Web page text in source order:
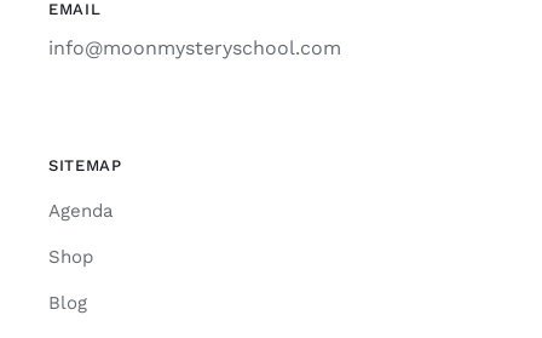
EMAIL
info@moonmysteryschool.com
SITEMAP
Agenda
Shop
Blog